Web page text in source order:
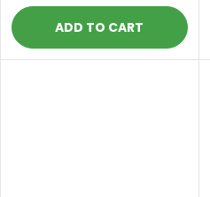
ADD TO CART